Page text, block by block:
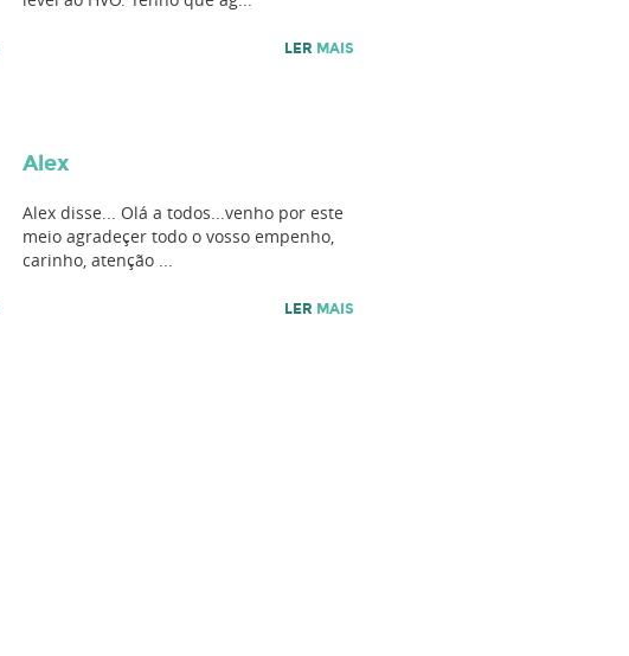
LER MAIS
Alex
Alex disse... Olá a todos...venho por este
meio agradeçer todo o vosso empenho,
carinho, atenção ...
LER MAIS